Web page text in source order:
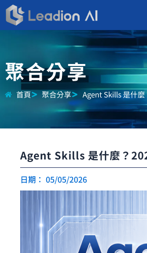
跳
至
主
容聚合分享
首頁 聚合分享 Agent Skills 是什
Agent Skills 是什麼？
日期： 05/05/2026